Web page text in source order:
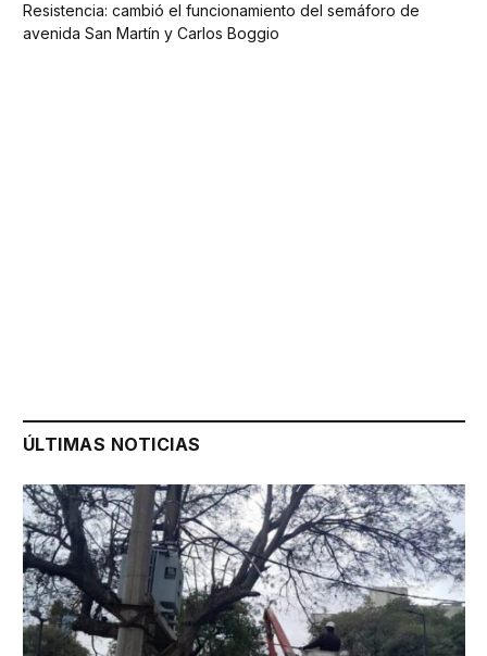
Resistencia: cambió el funcionamiento del semáforo de
avenida San Martín y Carlos Boggio
ÚLTIMAS NOTICIAS